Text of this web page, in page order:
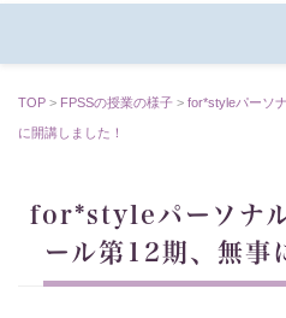
TOP > FPSSの授業の様⼦ > for*styleパーソ
に開講しました！
for*styleパーソナル
ール第12期、無事